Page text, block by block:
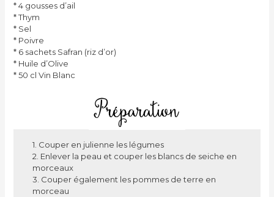
* 4 gousses d’ail
* Thym
* Sel
* Poivre
* 6 sachets Safran (riz d’or)
* Huile d’Olive
* 50 cl Vin Blanc
1. Couper en julienne les légumes
2. Enlever la peau et couper les blancs de seiche en
morceaux
3. Couper également les pommes de terre en
morceau